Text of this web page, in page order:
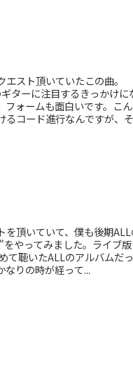
スト頂いていたこの曲。
ターに注目するきっかけに
フォームも面白いです。こ
るコード進行なんですが、
を頂いていて、僕も後期
やってみました。ライブ版
聴いたALLのアルバムだ
なりの時が経って...